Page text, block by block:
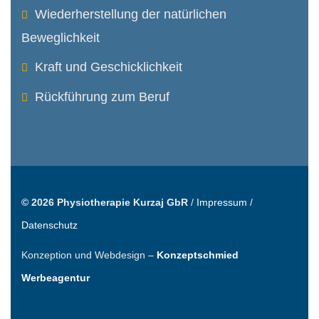
Wiederher­stellung der natürlichen
Beweglichkeit
Kraft und Geschicklichkeit
Rückführung zum Beruf
© 2026 Physiotherapie Kurzaj GbR / Impressum /
Datenschutz
Konzeption und Webdesign – Konzeptschmied
Werbeagentur